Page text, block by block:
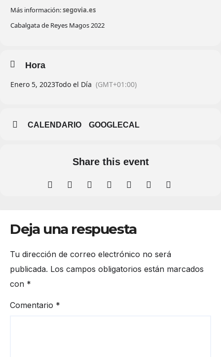
Más información:segovia.es
Cabalgata de Reyes Magos 2022
Hora
Enero 5, 2023Todo el Día (GMT+01:00)
CALENDARIO GOOGLECAL
Share this event
Deja una respuesta
Tu dirección de correo electrónico no será
publicada. Los campos obligatorios están marcados
con *
Comentario *